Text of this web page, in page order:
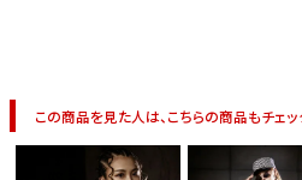
この商品を見た人は、こちらの商品もチェッ